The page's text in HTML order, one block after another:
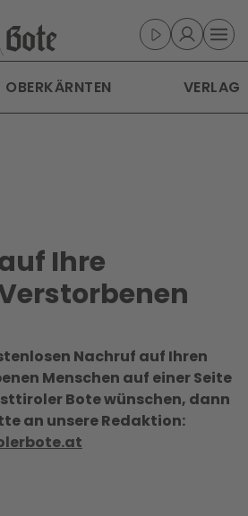
OBERKÄRNTEN VERLAG
Ihre
Nachruf auf Ihren
Menschen auf einer Seite
Bote wünschen, dann
an unsere Redaktion: